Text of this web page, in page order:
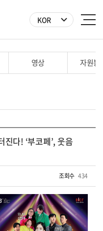
KOR
영상 자원봉
다! ‘부코페’, 웃음
조회수 434